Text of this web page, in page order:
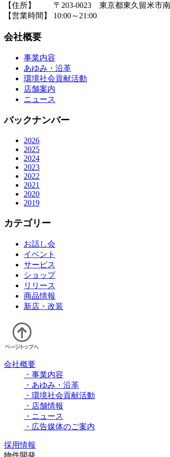
【住所】 〒203-0023 東京都東久留米市南
【営業時間】 10:00～21:00
会社概要
事業内容
あゆみ・沿革
環境社会貢献活動
店舗案内
ニュース
バックナンバー
2026
2025
2024
2023
2022
2021
2020
2019
カテゴリー
お話し会
イベント
サービス
ショップ
リリース
商品情報
新店・改装
会社概要
・事業内容
・あゆみ・沿革
・環境社会貢献活動
・店舗情報
・ニュース
・広告媒体のご案内
採用情報
物件開発